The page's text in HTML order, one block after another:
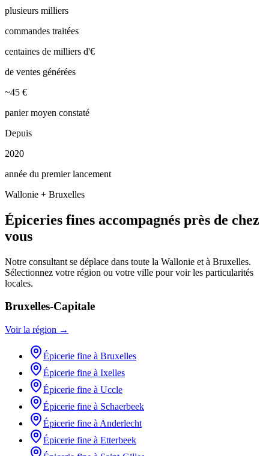
plusieurs milliers
commandes traitées
centaines de milliers d'€
de ventes générées
~45 €
panier moyen constaté
Depuis
2020
année du premier lancement
Wallonie + Bruxelles
Épiceries fines accompagnés près de chez
vous
Notre consultant se déplace dans toute la Wallonie et à Bruxelles.
Sélectionnez votre région ou votre ville pour voir les particularités
locales.
Bruxelles-Capitale
Voir la région →
Épicerie fine à Bruxelles
Épicerie fine à Ixelles
Épicerie fine à Uccle
Épicerie fine à Schaerbeek
Épicerie fine à Anderlecht
Épicerie fine à Etterbeek